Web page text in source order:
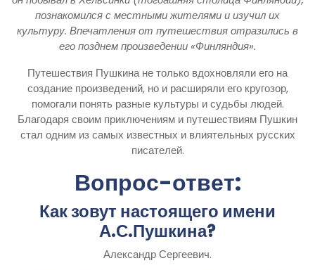
познакомился с местными жителями и изучил их
культуру. Впечатления от путешествия отразились в
его позднем произведении «Финляндия».
Путешествия Пушкина не только вдохновляли его на
создание произведений, но и расширяли его кругозор,
помогали понять разные культуры и судьбы людей.
Благодаря своим приключениям и путешествиям Пушкин
стал одним из самых известных и влиятельных русских
писателей.
Вопрос-ответ:
Как зовут настоящего имени
А.С.Пушкина?
Александр Сергеевич.